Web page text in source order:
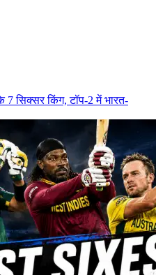
सिक्सर किंग, टॉप-2 में भारत-